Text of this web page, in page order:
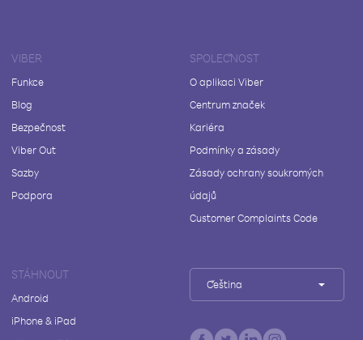
VIBER
Funkce
Blog
Bezpečnost
Viber Out
Sazby
Podpora
SPOLEČNOST
O aplikaci Viber
Centrum značek
Kariéra
Podmínky a zásady
Zásady ochrany soukromých
údajů
Customer Complaints Code
STÁHNOUT
Android
iPhone & iPad
Čeština